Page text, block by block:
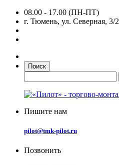
08.00 - 17.00 (ПН-ПТ)
г. Тюмень, ул. Северная, 3/2
Поиск
Пишите нам
pilot@tmk-pilot.ru
Позвонить